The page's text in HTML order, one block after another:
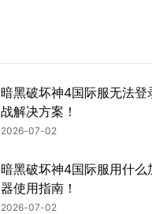
暗黑破坏神4国际服无法登
战解决方案！
2026-07-02
暗黑破坏神4国际服用什么
器使用指南！
2026-07-02